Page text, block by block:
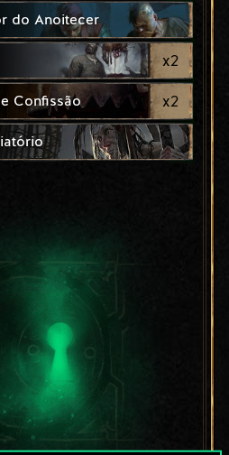
do Anoitecer
x2
Confissão x2